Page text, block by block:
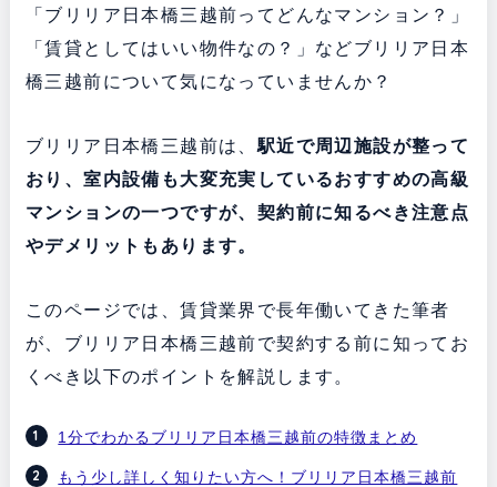
「ブリリア日本橋三越前ってどんなマンション？」
「賃貸としてはいい物件なの？」などブリリア日本
橋三越前について気になっていませんか？
ブリリア日本橋三越前は、駅近で周辺施設が整って
おり、室内設備も大変充実しているおすすめの高級
マンションの一つですが、契約前に知るべき注意点
やデメリットもあります。
このページでは、賃貸業界で長年働いてきた筆者
が、ブリリア日本橋三越前で契約する前に知ってお
くべき以下のポイントを解説します。
1分でわかるブリリア日本橋三越前の特徴まとめ
もう少し詳しく知りたい方へ！ブリリア日本橋三越前